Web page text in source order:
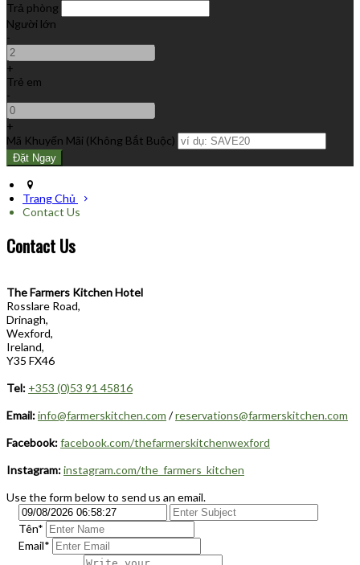
Trả phòng
Người lớn
-
+
Trẻ em
-
+
Mã Khuyến Mãi (Không Bắt Buộc)
Trang Chủ
Contact Us
Contact Us
The Farmers Kitchen Hotel
Rosslare Road,
Drinagh,
Wexford,
Ireland,
Y35 FX46
Tel: +353 (0)53 91 45816
Email:info@farmerskitchen.com /reservations@farmerskitchen.com
Facebook:facebook.com/thefarmerskitchenwexford
Instagram:instagram.com/the_farmers_kitchen
Use the form below to send us an email.
Tên*
Email*